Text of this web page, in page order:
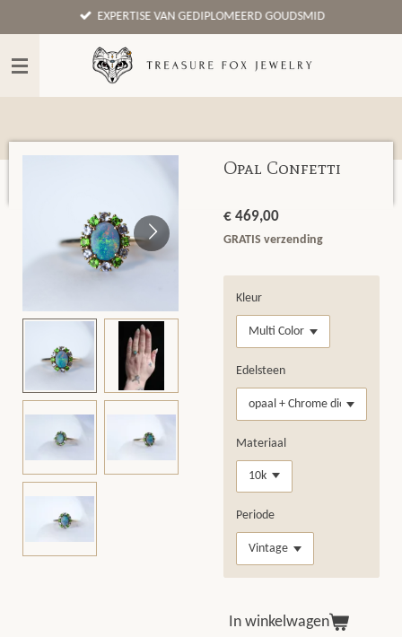
direct
naar
hoofdinhoud
EXPERTISE VAN GEDIPLOMEERD GOUDSMID
Opal Confetti
€ 469,00
GRATIS verzending
Kleur
Edelsteen
Materiaal
Periode
In winkelwagen